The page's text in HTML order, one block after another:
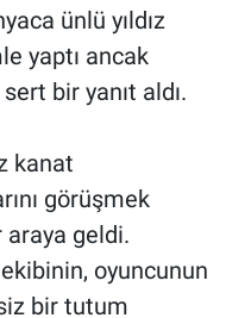
ünlü yıldız
yaptı ancak
bir yanıt aldı.
kanat
görüşmek
geldi.
oyuncunun
bir tutum